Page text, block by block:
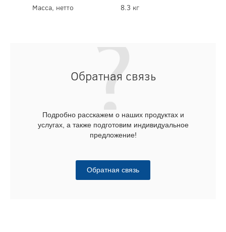
Масса, нетто 8.3 кг
Обратная связь
Подробно расскажем о наших продуктах и
услугах, а также подготовим индивидуальное
предложение!
Обратная связь